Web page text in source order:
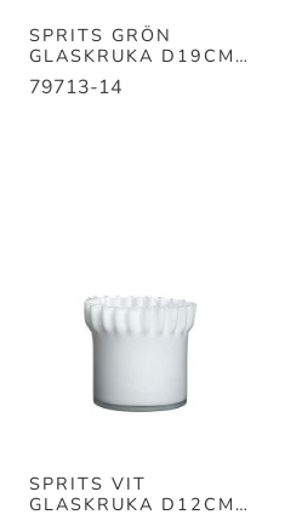
SPRITS GRÖN
GLASKRUKA D19CM
H19CM
79713-14
SPRITS VIT
GLASKRUKA D12CM